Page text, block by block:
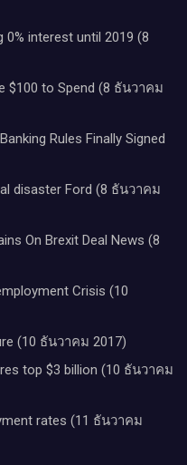
interest until 2019 (8
$100 to Spend (8 ธันวาคม
Rules Finally Signed
disaster Ford (8 ธันวาคม
On Brexit Deal News (8
Crisis (10
(10 ธันวาคม 2017)
top $3 billion (10 ธันวาคม
rates (11 ธันวาคม